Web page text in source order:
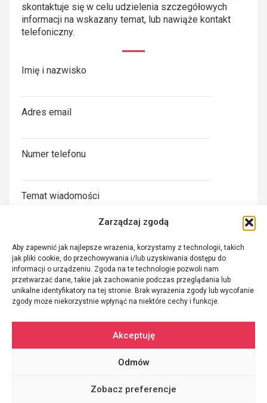
Zarządzaj zgodą
Aby zapewnić jak najlepsze wrażenia, korzystamy z technologii, takich
jak pliki cookie, do przechowywania i/lub uzyskiwania dostępu do
informacji o urządzeniu. Zgoda na te technologie pozwoli nam
przetwarzać dane, takie jak zachowanie podczas przeglądania lub
unikalne identyfikatory na tej stronie. Brak wyrażenia zgody lub wycofanie
zgody może niekorzystnie wpłynąć na niektóre cechy i funkcje.
Akceptuję
Odmów
Zobacz preferencje
skontaktuje się w celu udzielenia szczegółowych
informacji na wskazany temat, lub nawiąże kontakt
telefoniczny.
Imię i nazwisko
Adres email
Numer telefonu
Temat wiadomości
Wyrażam zgodę na przetwarzanie moich danych
osobowych zgodnie z polityką prywatności w celu
kontaktu lub udzielenia odpowiedzi.
Wszelkie prawa zastrzeżone © 2026